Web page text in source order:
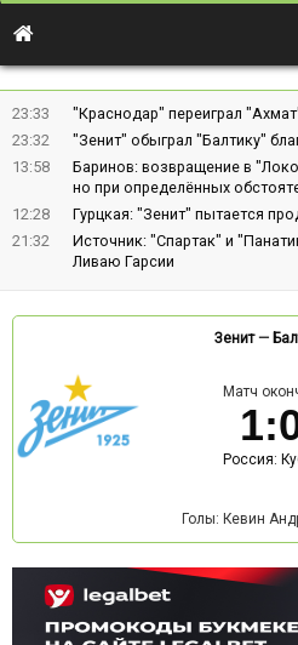
23:33
"Краснодар" переиграл
23:32
"Зенит" обыграл "Балтику"
13:58
Баринов: возвращение в
но при определённых
12:28
Гурцкая: "Зенит" пытается
21:32
Источник: "Спартак" и
Ливаю Гарсии
Зенит—
Матч
1:
Россия:
Голы: Кевин